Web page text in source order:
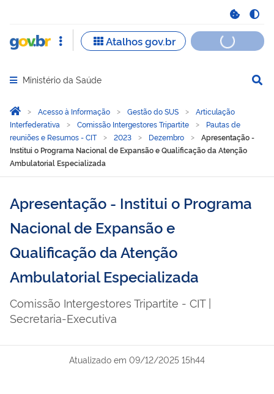
Abrir menu principal de navegação
Ministério da Saúde
Você está aqui:
Página Inicial
Acesso à Informação Gestão do SUS
Articulação
Interfederativa
Comissão Intergestores Tripartite
Pautas de
reuniões e Resumos - CIT
2023 Dezembro
Apresentação -
Institui o Programa Nacional de Expansão e Qualificação da Atenção
Ambulatorial Especializada
Apresentação - Institui o Programa
Nacional de Expansão e
Qualificação da Atenção
Ambulatorial Especializada
Comissão Intergestores Tripartite - CIT |
Secretaria-Executiva
Atualizado em 09/12/2025 15h44